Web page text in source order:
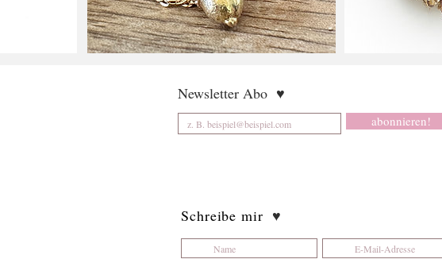
Newsletter Abo ♥
abonnieren!
Schreibe mir ♥